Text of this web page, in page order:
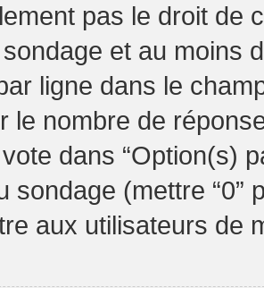
pas le droit de
et au moins
ligne dans le
le nombre de
dans “Option(s)
sondage (mettre “0”
aux utilisateurs de